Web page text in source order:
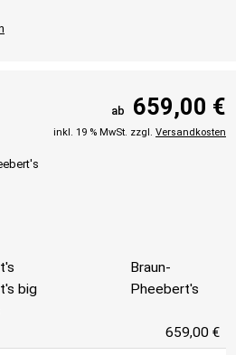
ab 659,00 €
inkl. 19 % MwSt. zzgl. Versandkosten
Braun-
Pheebert's
659,00 €